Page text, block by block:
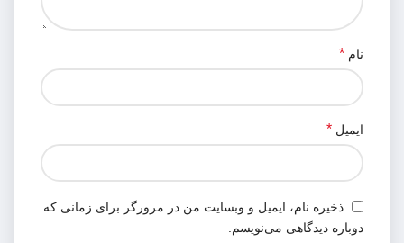
نام *
ایمیل *
ذخیره نام، ایمیل و وبسایت من در مرورگر برای زمانی که
دوباره دیدگاهی می‌نویسم.